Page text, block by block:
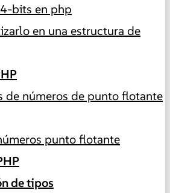
bits en php
en una estructura de
de números de punto flotante
punto flotante
de tipos